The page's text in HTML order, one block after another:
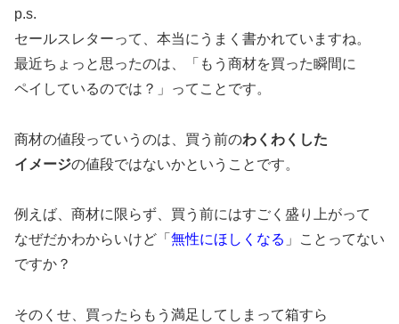
p.s.
セールスレターって、本当にうまく書かれていますね。
最近ちょっと思ったのは、「もう商材を買った瞬間に
ペイしているのでは？」ってことです。
商材の値段っていうのは、買う前のわくわくした
イメージの値段ではないかということです。
例えば、商材に限らず、買う前にはすごく盛り上がって
なぜだかわからいけど「 無性にほしくなる 」ことってない
ですか？
そのくせ、買ったらもう満足してしまって箱すら